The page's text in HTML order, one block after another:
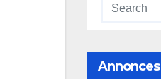
Annonces